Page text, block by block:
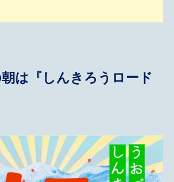
は『しんきろうロード